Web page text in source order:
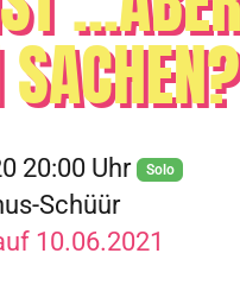
20:00 Uhr Solo
Schüür
10.06.2021